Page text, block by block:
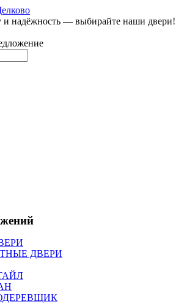
и надёжность — выбирайте наши двери!
ДВЕРИ